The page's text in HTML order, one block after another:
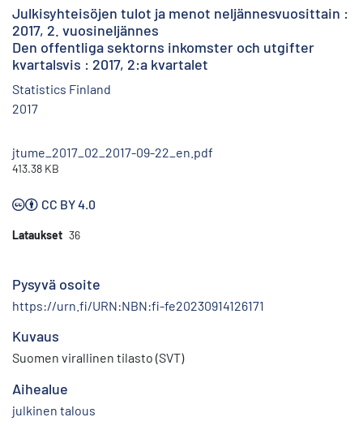
Julkisyhteisöjen tulot ja menot neljännesvuosittain :
2017, 2. vuosineljännes
Den offentliga sektorns inkomster och utgifter
kvartalsvis : 2017, 2:a kvartalet
Statistics Finland
2017
jtume_2017_02_2017-09-22_en.pdf
413.38 KB
CC BY 4.0
Lataukset 36
Pysyvä osoite
https://urn.fi/URN:NBN:fi-fe20230914126171
Kuvaus
Suomen virallinen tilasto (SVT)
Aihealue
julkinen talous